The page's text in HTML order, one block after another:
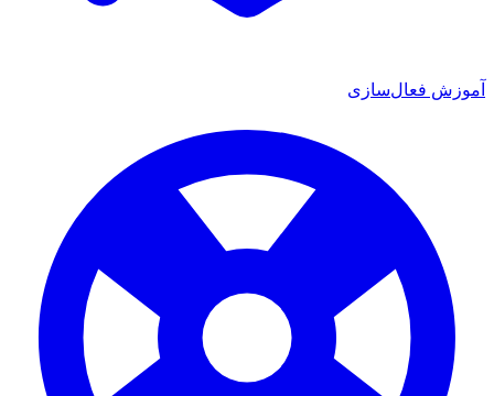
آموزش فعال‌سازی